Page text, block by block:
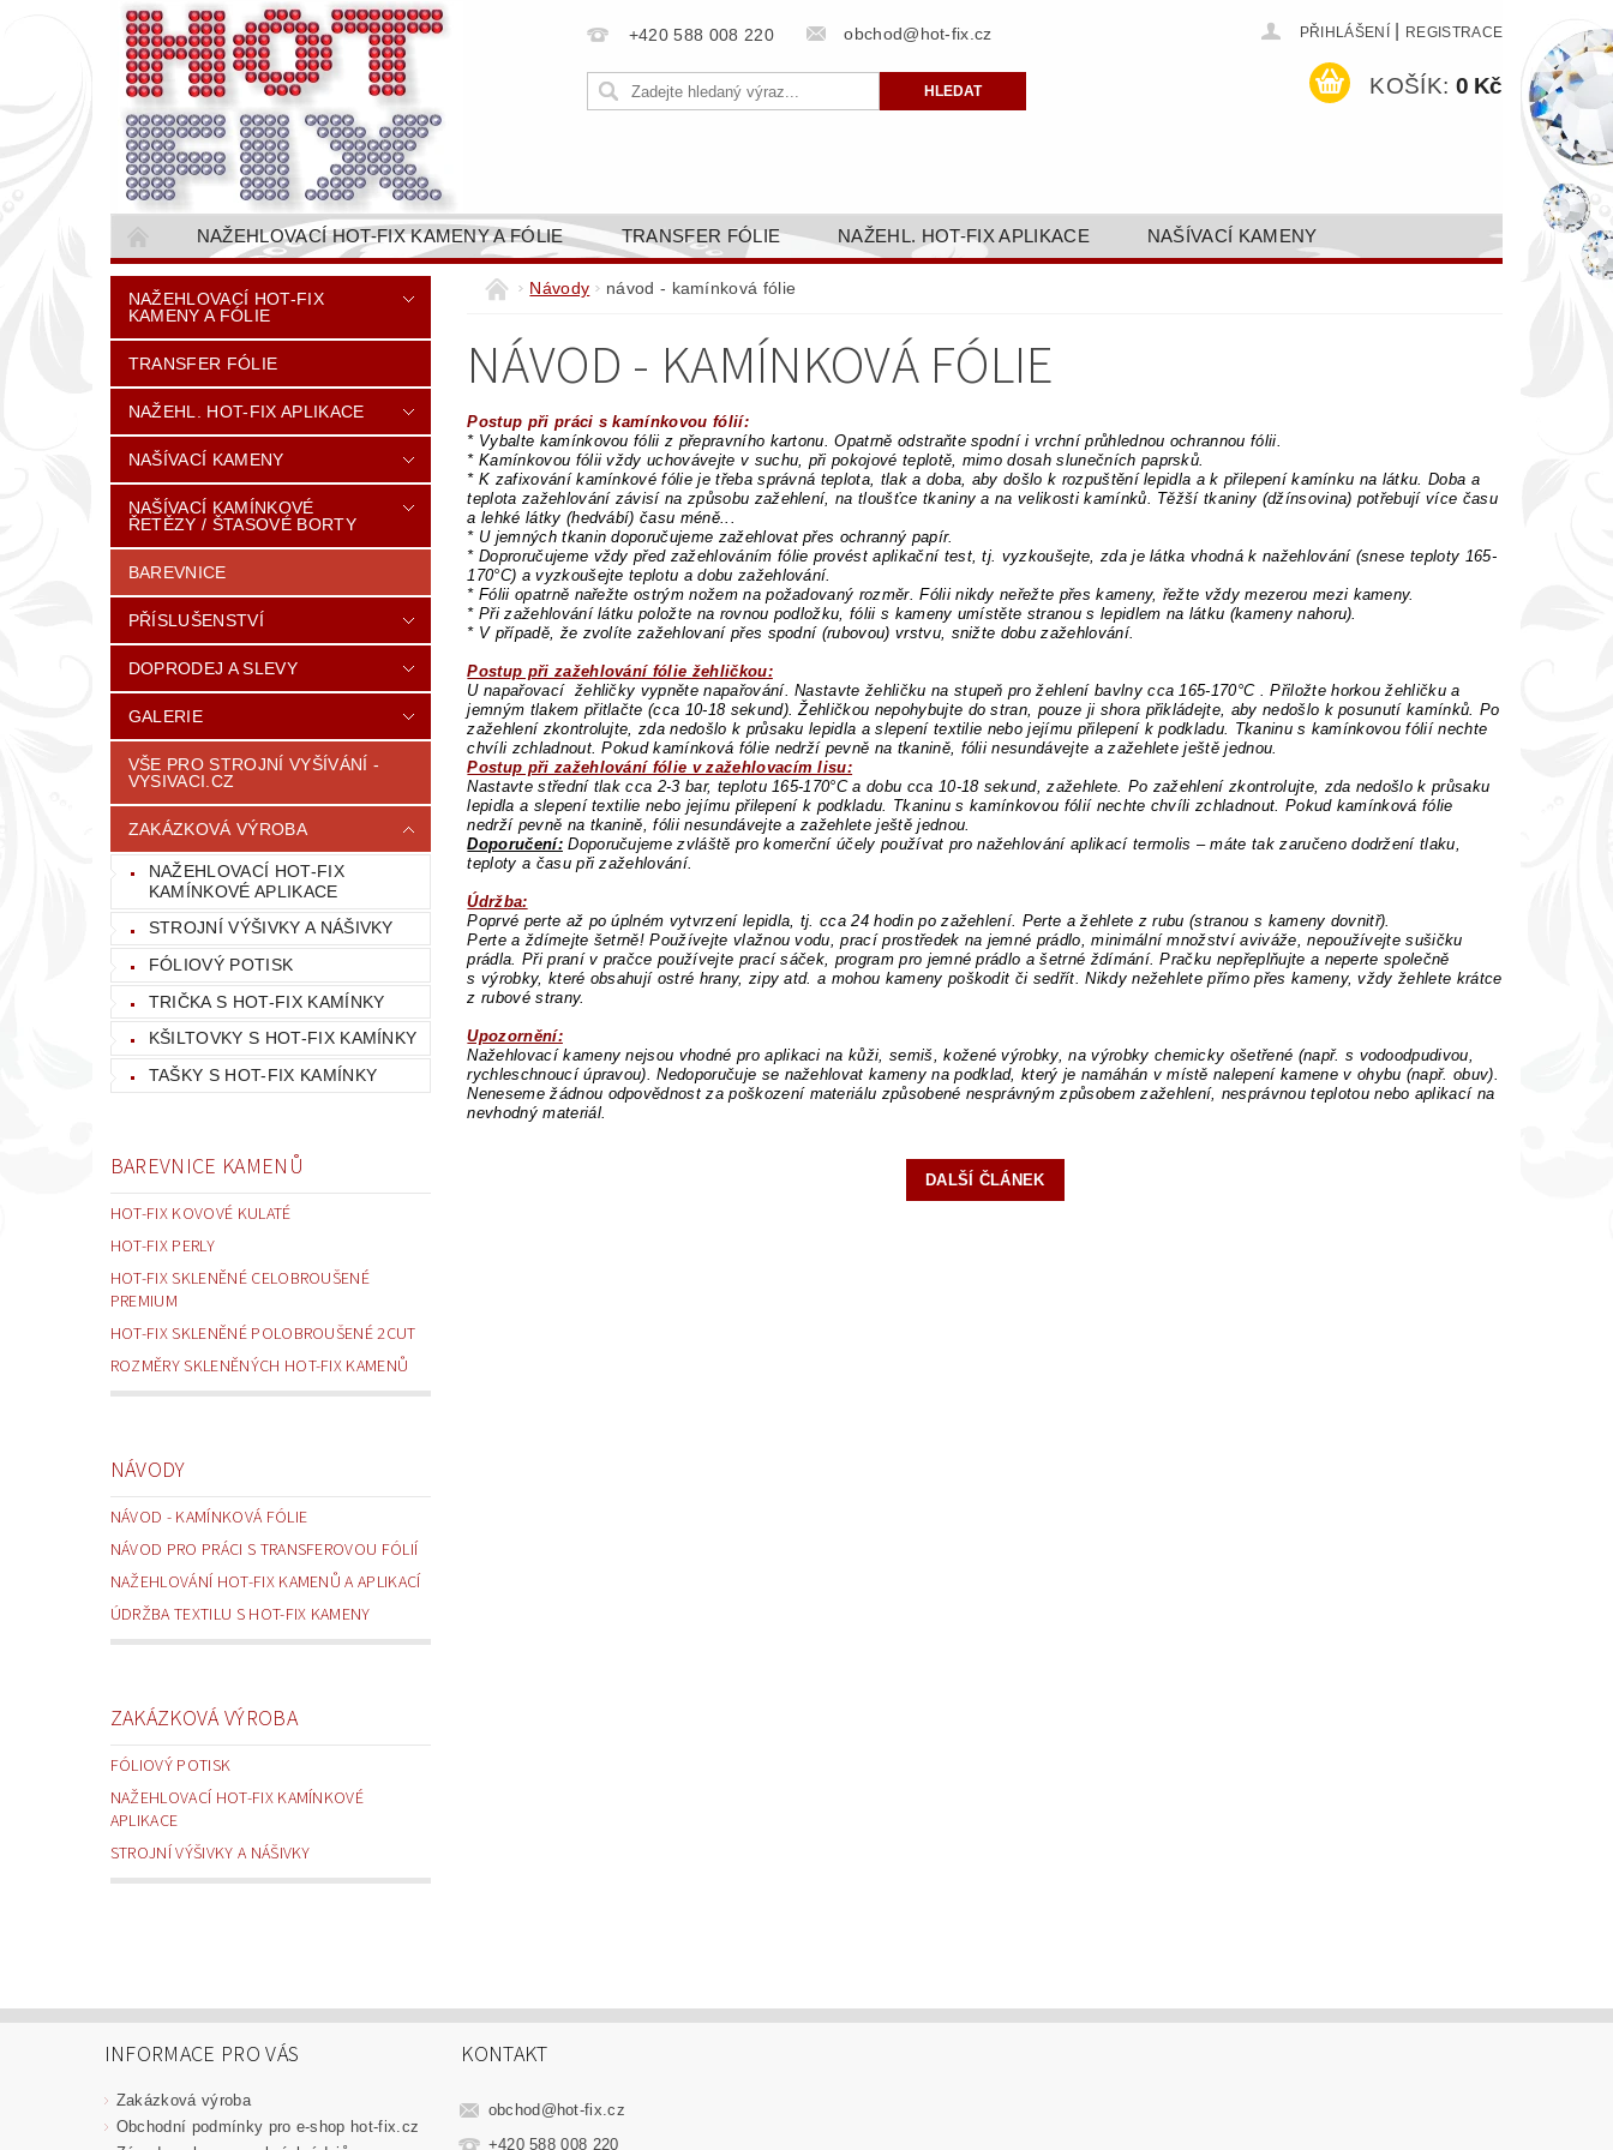
+420 588 008 220 obchod@hot-fix.cz PŘIHLÁŠENÍ REGISTRACE
KOŠÍK: 0 Kč
NAŽEHLOVACÍ HOT-FIX KAMENY A FÓLIE TRANSFER FÓLIE NAŽEHL. HOT-FIX APLIKACE NAŠÍVACÍ KAMENY
NAŠÍVACÍ KAMÍNKOVÉ ŘETĚZY / ŠTASOVÉ BORTY BAREVNICE
VŠE PRO STROJNÍ VYŠÍVÁNÍ - VYSIVACI.CZ
BAREVNICE KAMENŮ OBCHODNÍ PODMÍNKY PRO E-SHOP HOT-FIX.CZ ZÁSADY OCHRANY OSOBNÍCH ÚDAJŮ
CENÍK DOPRAVY (NÁKLADŮ EXPEDICE) PLATNÝ OD 14. 1.2025
NAŽEHLOVACÍ HOT-FIX
KAMENY A FÓLIE
TRANSFER FÓLIE
NAŽEHL. HOT-FIX APLIKACE
NAŠÍVACÍ KAMENY
NAŠÍVACÍ KAMÍNKOVÉ
ŘETĚZY / ŠTASOVÉ BORTY
BAREVNICE
PŘÍSLUŠENSTVÍ
DOPRODEJ A SLEVY
GALERIE
VŠE PRO STROJNÍ VYŠÍVÁNÍ -
VYSIVACI.CZ
ZAKÁZKOVÁ VÝROBA
NAŽEHLOVACÍ HOT-FIX
KAMÍNKOVÉ APLIKACE
STROJNÍ VÝŠIVKY A NÁŠIVKY
FÓLIOVÝ POTISK
TRIČKA S HOT-FIX KAMÍNKY
KŠILTOVKY S HOT-FIX KAMÍNKY
TAŠKY S HOT-FIX KAMÍNKY
BAREVNICE KAMENŮ
HOT-FIX KOVOVÉ KULATÉ
HOT-FIX PERLY
HOT-FIX SKLENĚNÉ CELOBROUŠENÉ
PREMIUM
HOT-FIX SKLENĚNÉ POLOBROUŠENÉ 2CUT
ROZMĚRY SKLENĚNÝCH HOT-FIX KAMENŮ
NÁVODY
NÁVOD - KAMÍNKOVÁ FÓLIE
NÁVOD PRO PRÁCI S TRANSFEROVOU FÓLIÍ
NAŽEHLOVÁNÍ HOT-FIX KAMENŮ A APLIKACÍ
ÚDRŽBA TEXTILU S HOT-FIX KAMENY
ZAKÁZKOVÁ VÝROBA
FÓLIOVÝ POTISK
NAŽEHLOVACÍ HOT-FIX KAMÍNKOVÉ
APLIKACE
STROJNÍ VÝŠIVKY A NÁŠIVKY
Návody návod - kamínková fólie
NÁVOD - KAMÍNKOVÁ FÓLIE
Postup při práci s kamínkovou fólií:
* Vybalte kamínkovou fólii z přepravního kartonu. Opatrně odstraňte spodní i vrchní průhlednou ochrannou fólii.
* Kamínkovou fólii vždy uchovávejte v suchu, při pokojové teplotě, mimo dosah slunečních paprsků.
* K zafixování kamínkové fólie je třeba správná teplota, tlak a doba, aby došlo k rozpuštění lepidla a k přilepení kamínku na látku. Doba a
teplota zažehlování závisí na způsobu zažehlení, na tloušťce tkaniny a na velikosti kamínků. Těžší tkaniny (džínsovina) potřebují více času
a lehké látky (hedvábí) času méně...
* U jemných tkanin doporučujeme zažehlovat přes ochranný papír.
* Doproručujeme vždy před zažehlováním fólie provést aplikační test, tj. vyzkoušejte, zda je látka vhodná k nažehlování (snese teploty 165-
170°C) a vyzkoušejte teplotu a dobu zažehlování.
* Fólii opatrně nařežte ostrým nožem na požadovaný rozměr. Fólii nikdy neřežte přes kameny, řežte vždy mezerou mezi kameny.
* Při zažehlování látku položte na rovnou podložku, fólii s kameny umístěte stranou s lepidlem na látku (kameny nahoru).
* V případě, že zvolíte zažehlovaní přes spodní (rubovou) vrstvu, snižte dobu zažehlování.
Postup při zažehlování fólie žehličkou:
U napařovací žehličky vypněte napařování. Nastavte žehličku na stupeň pro žehlení bavlny cca 165-170°C . Přiložte horkou žehličku a
jemným tlakem přitlačte (cca 10-18 sekund). Žehličkou nepohybujte do stran, pouze ji shora přikládejte, aby nedošlo k posunutí kamínků. Po
zažehlení zkontrolujte, zda nedošlo k průsaku lepidla a slepení textilie nebo jejímu přilepení k podkladu. Tkaninu s kamínkovou fólií nechte
chvíli zchladnout. Pokud kamínková fólie nedrží pevně na tkanině, fólii nesundávejte a zažehlete ještě jednou.
Postup při zažehlování fólie v zažehlovacím lisu:
Nastavte střední tlak cca 2-3 bar, teplotu 165-170°C a dobu cca 10-18 sekund, zažehlete. Po zažehlení zkontrolujte, zda nedošlo k průsaku
lepidla a slepení textilie nebo jejímu přilepení k podkladu. Tkaninu s kamínkovou fólií nechte chvíli zchladnout. Pokud kamínková fólie
nedrží pevně na tkanině, fólii nesundávejte a zažehlete ještě jednou.
Doporučení:Doporučujeme zvláště pro komerční účely používat pro nažehlování aplikací termolis – máte tak zaručeno dodržení tlaku,
teploty a času při zažehlování.
Údržba:
Poprvé perte až po úplném vytvrzení lepidla, tj. cca 24 hodin po zažehlení. Perte a žehlete z rubu (stranou s kameny dovnitř).
Perte a ždímejte šetrně! Používejte vlažnou vodu, prací prostředek na jemné prádlo, minimální množství aviváže, nepoužívejte sušičku
prádla. Při praní v pračce používejte prací sáček, program pro jemné prádlo a šetrné ždímání. Pračku nepřeplňujte a neperte společně
s výrobky, které obsahují ostré hrany, zipy atd. a mohou kameny poškodit či sedřít. Nikdy nežehlete přímo přes kameny, vždy žehlete krátce
z rubové strany.
Upozornění:
Nažehlovací kameny nejsou vhodné pro aplikaci na kůži, semiš, kožené výrobky, na výrobky chemicky ošetřené (např. s vodoodpudivou,
rychleschnoucí úpravou). Nedoporučuje se nažehlovat kameny na podklad, který je namáhán v místě nalepení kamene v ohybu (např. obuv).
Neneseme žádnou odpovědnost za poškození materiálu způsobené nesprávným způsobem zažehlení, nesprávnou teplotou nebo aplikací na
nevhodný materiál.
DALŠÍ ČLÁNEK
INFORMACE PRO VÁS
Zakázková výroba
Obchodní podmínky pro e-shop hot-fix.cz
KONTAKT
obchod @ hot-fix.cz
+420 588 008 220